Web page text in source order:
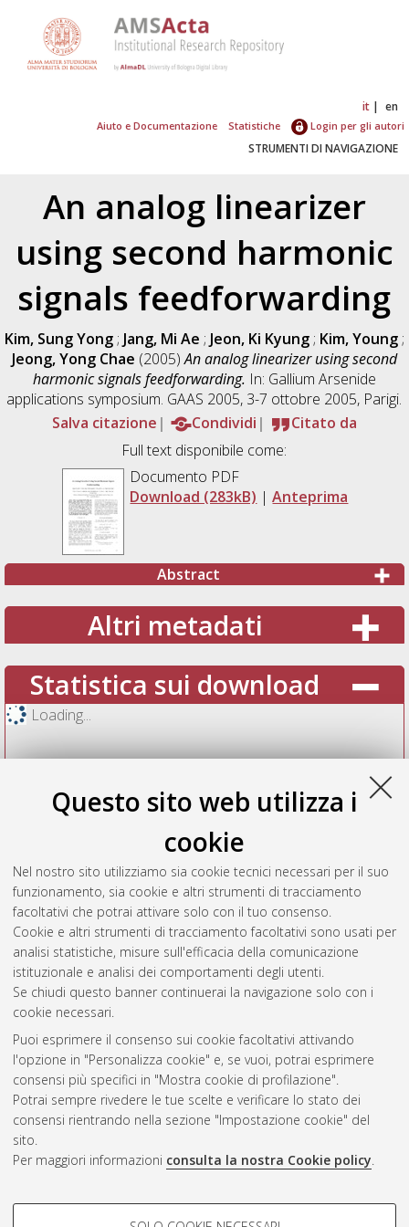
Questo sito web utilizza i
cookie
Nel nostro sito utilizziamo sia cookie tecnici necessari per il suo
funzionamento, sia cookie e altri strumenti di tracciamento
facoltativi che potrai attivare solo con il tuo consenso.
Cookie e altri strumenti di tracciamento facoltativi sono usati per
analisi statistiche, misure sull'efficacia della comunicazione
istituzionale e analisi dei comportamenti degli utenti.
Se chiudi questo banner continuerai la navigazione solo con i
cookie necessari.
Puoi esprimere il consenso sui cookie facoltativi attivando
l'opzione in "Personalizza cookie" e, se vuoi, potrai esprimere
consensi più specifici in "Mostra cookie di profilazione".
Potrai sempre rivedere le tue scelte e verificare lo stato dei
consensi rientrando nella sezione "Impostazione cookie" del
sito.
Per maggiori informazioni consulta la nostra Cookie policy.
COOKIE DI PROFILAZIONE -
it en
Aiuto e Documentazione Statistiche Login per gli autori
STRUMENTI DI NAVIGAZIONE
An analog linearizer
using second harmonic
signals feedforwarding
Kim, Sung Yong; Jang, Mi Ae ; Jeon, Ki Kyung; Kim, Young;
Jeong, Yong Chae (2005)An analog linearizer using second
harmonic signals feedforwarding. In: Gallium Arsenide
applications symposium. GAAS 2005, 3-7 ottobre 2005, Parigi.
Salva citazione
Condividi
Citato da
Full text disponibile come:
Documento PDF
Download (283kB) |Anteprima
Abstract
Altri metadati
Statistica sui download
Loading...
Vedi altre statistiche
Gestione del documento:
Atom
Rss
2.0
AMS Acta
ISSN: 2038-7954
re3data.org -
doi.org/10.17616/R3P19R
Servizio implementato e
Impostazioni Cookie